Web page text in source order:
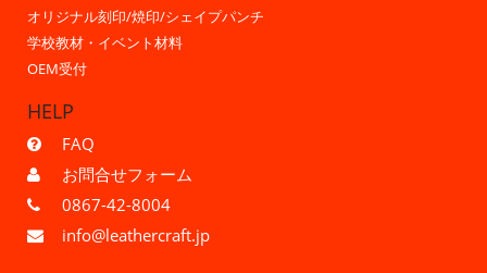
オリジナル刻印/焼印/シェイプパンチ
学校教材・イベント材料
OEM受付
HELP
FAQ
お問合せフォーム
0867-42-8004
info@leathercraft.jp